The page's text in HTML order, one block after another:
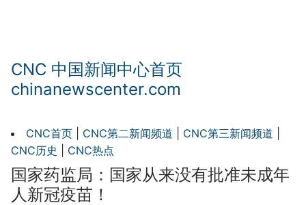
CNC 中国新闻中心首页
chinanewscenter.com
CNC首页 CNC第二新闻频道 CNC第三新闻频道
CNC历史
CNC热点
国家药监局：国家从来没有批准未成年
人新冠疫苗！